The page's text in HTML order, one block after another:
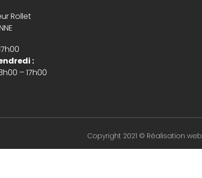
Rollet
:
– 17h00
Copyright 2021 © Réalisation web